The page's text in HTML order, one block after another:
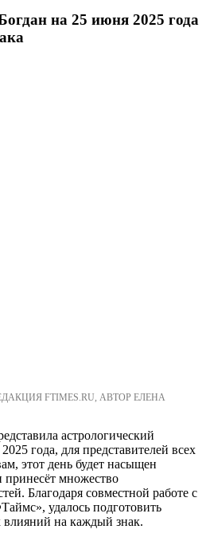
на 25 июня 2025 года
FTIMES.RU, АВТОР ЕЛЕНА
астрологический
года, для представителей всех
этот день будет насыщен
принесёт множество
Благодаря совместной работе с
удалось подготовить
влияний на каждый знак.